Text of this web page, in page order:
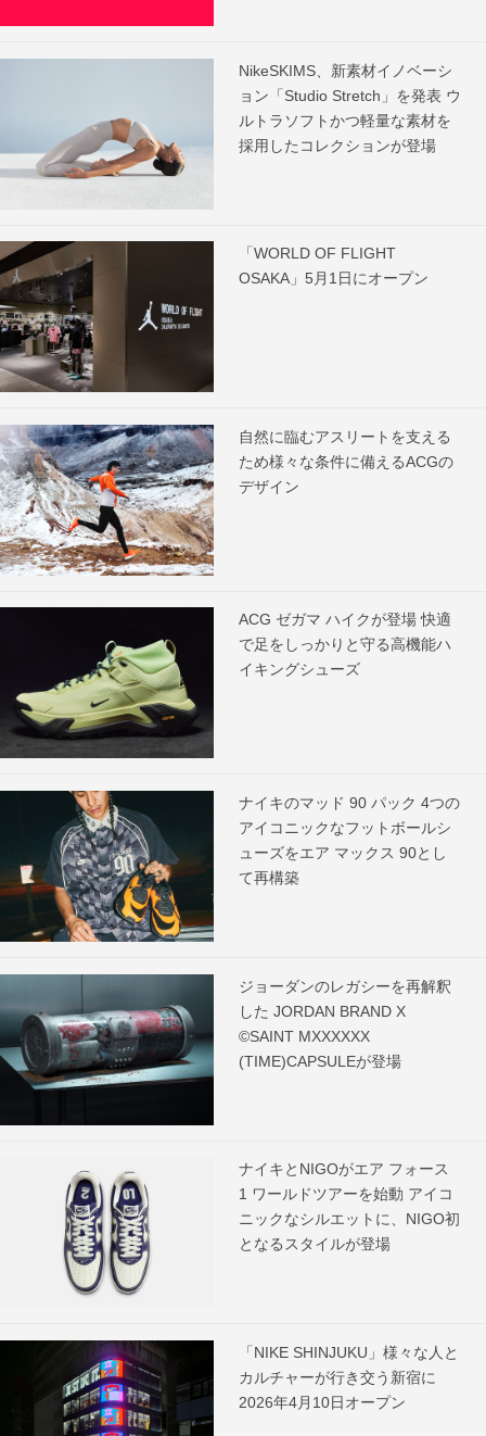
NikeSKIMS、新素材イノベーシ
ョン「Studio Stretch」を発表 ウ
ルトラソフトかつ軽量な素材を
採用したコレクションが登場
「WORLD OF FLIGHT
OSAKA」5月1日にオープン
自然に臨むアスリートを支える
ため様々な条件に備えるACGの
デザイン
ACG ゼガマ ハイクが登場 快適
で足をしっかりと守る高機能ハ
イキングシューズ
ナイキのマッド 90 パック 4つの
アイコニックなフットボールシ
ューズをエア マックス 90とし
て再構築
ジョーダンのレガシーを再解釈
した JORDAN BRAND X
©SAINT MXXXXXX
(TIME)CAPSULEが登場
ナイキとNIGOがエア フォース
1 ワールドツアーを始動 アイコ
ニックなシルエットに、NIGO初
となるスタイルが登場
「NIKE SHINJUKU」様々な人と
カルチャーが行き交う新宿に
2026年4月10日オープン